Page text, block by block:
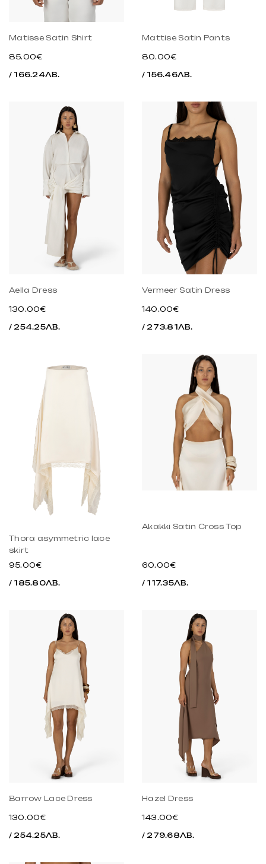
Matisse Satin Shirt
85.00€
/ 166.24ЛВ.
Mattise Satin Pants
80.00€
/ 156.46ЛВ.
Aella Dress
130.00€
/ 254.25ЛВ.
Vermeer Satin Dress
140.00€
/ 273.81ЛВ.
Thora asymmetric lace
skirt
95.00€
/ 185.80ЛВ.
Akakki Satin Cross Top
60.00€
/ 117.35ЛВ.
Barrow Lace Dress
130.00€
/ 254.25ЛВ.
Hazel Dress
143.00€
/ 279.68ЛВ.